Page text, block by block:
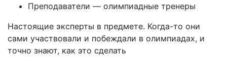
Преподаватели — олимпиадные тренеры
Настоящие эксперты в предмете. Когда-то они
сами участвовали и побеждали в олимпиадах, и
точно знают, как это сделать